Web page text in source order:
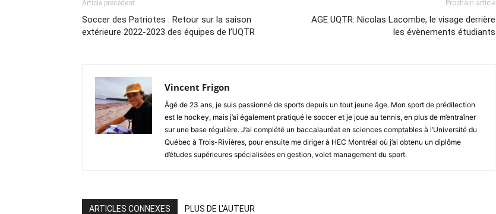
Article précédent
Soccer des Patriotes : Retour sur la saison
extérieure 2022-2023 des équipes de l’UQTR
Prochain article
AGE UQTR: Nicolas Lacombe, le visage derrière
les évènements étudiants
Vincent Frigon
Âgé de 23 ans, je suis passionné de sports depuis un tout jeune âge. Mon sport de prédilection
est le hockey, mais j’ai également pratiqué le soccer et je joue au tennis, en plus de m’entraîner
sur une base régulière. J’ai complété un baccalauréat en sciences comptables à l’Université du
Québec à Trois-Rivières, pour ensuite me diriger à HEC Montréal où j’ai obtenu un diplôme
d’études supérieures spécialisées en gestion, volet management du sport.
ARTICLES CONNEXES PLUS DE L'AUTEUR